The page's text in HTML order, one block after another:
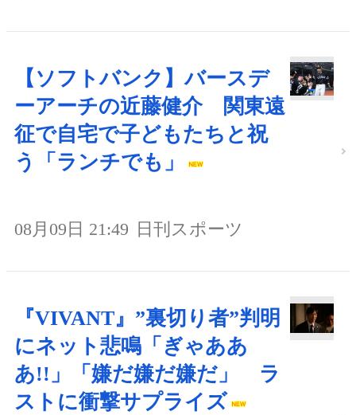
【ソフトバンク】バースデ
ーアーチの近藤健介 関東遠
征で自宅で子どもたちと祝
う「ランチでも」
08月09日 21:49 日刊スポーツ
『VIVANT』”裏切り者”判明
にネット悲鳴「ぎゃああ
あ!!」「嫌だ嫌だ嫌だ」 ラ
ストに衝撃サプライズ